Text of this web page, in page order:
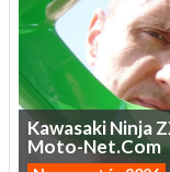
KawasakiNinja
Moto-Net.Com